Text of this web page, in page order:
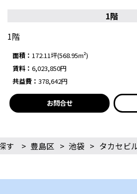
1階
1階
面積： 172.11坪(568.95m²)
賃料： 6,023,850円
共益費： 378,642円
お問合せ
す > 豊島区 > 池袋 > タカセビ